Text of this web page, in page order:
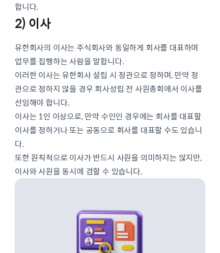
합니다.
2) 이사
유한회사의 이사는 주식회사와 동일하게 회사를 대표하며
업무를 집행하는 사람을 말합니다.
이러한 이사는 유한회사 설립 시 정관으로 정하며, 만약 정
관으로 정하지 않을 경우 회사성립 전 사원총회에서 이사를
선임해야 합니다.
이사는 1인 이상으로, 만약 수인인 경우에는 회사를 대표할
이사를 정하거나 또는 공동으로 회사를 대표할 수도 있습니
다.
또한 원칙적으로 이사가 반드시 사원을 의미하지는 않지만,
이사와 사원을 동시에 겸할 수 있습니다.